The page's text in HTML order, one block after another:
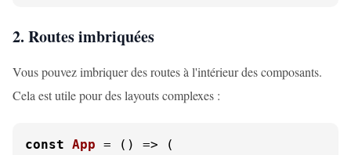
2. Routes imbriquées
Vous pouvez imbriquer des routes à l'intérieur des composants.
Cela est utile pour des layouts complexes :
const App = (